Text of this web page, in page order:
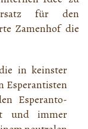
für den
Zamenhof die
in keinster
Esperantisten
Esperanto-
und immer